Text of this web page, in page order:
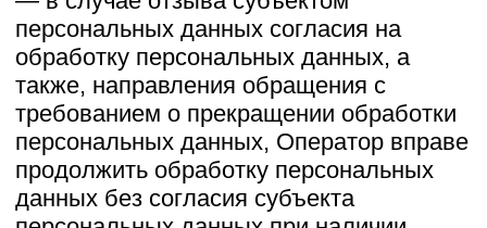
4.1. Субъекты персональных данных
имеют право:
— получать информацию, касающуюся
обработки его персональных данных, за
исключением случаев, предусмотренных
федеральными законами. Сведения
предоставляются субъекту
персональных данных Оператором в
доступной форме, и в них не должны
содержаться персональные данные,
относящиеся к другим субъектам